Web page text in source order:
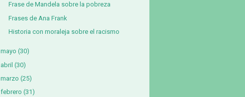
Frase de Mandela sobre la pobreza
Frases de Ana Frank
Historia con moraleja sobre el racismo
mayo (30)
abril (30)
marzo (25)
febrero (31)